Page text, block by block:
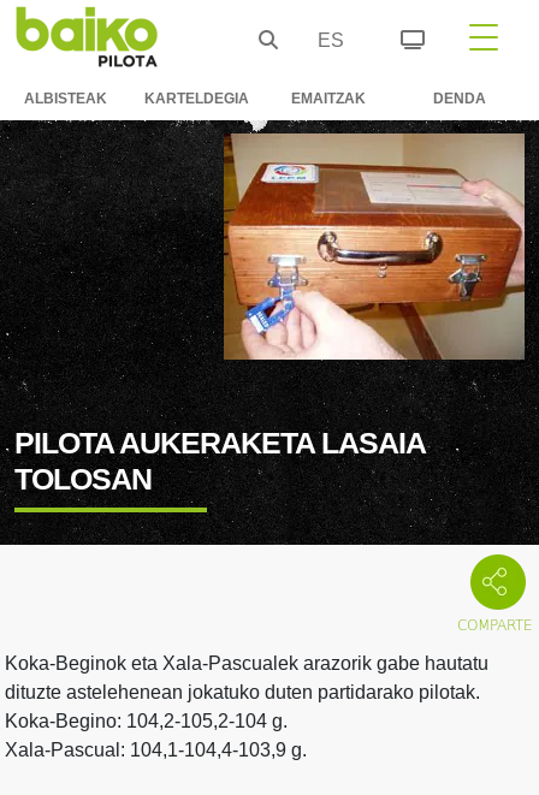
ES
ALBISTEAK KARTELDEGIA EMAITZAK DENDA
PILOTA AUKERAKETA LASAIA
TOLOSAN
Koka-Beginok eta Xala-Pascualek arazorik gabe hautatu
dituzte astelehenean jokatuko duten partidarako pilotak.
Koka-Begino: 104,2-105,2-104 g.
Xala-Pascual: 104,1-104,4-103,9 g.